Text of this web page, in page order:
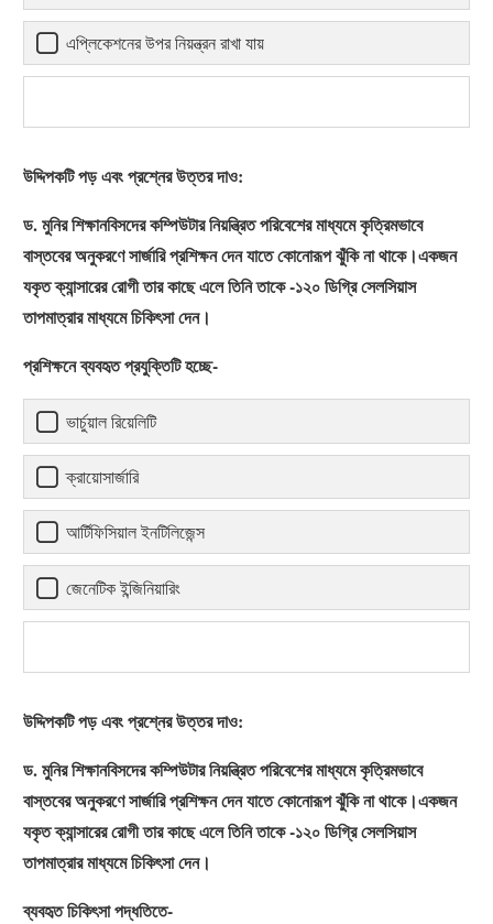
এপ্লিকেশনের উপর নিয়ন্ত্রন রাখা যায়
উদ্দিপকটি পড় এবং প্রশ্নের উত্তর দাও:
ড. মুনির শিক্ষানবিসদের কম্পিউটার নিয়ন্ত্রিত পরিবেশের মাধ্যমে কৃত্রিমভাবে
বাস্তবের অনুকরণে সার্জারি প্রশিক্ষন দেন যাতে কোনোরূপ ঝুঁকি না থাকে।একজন
যকৃত ক্যান্সারের রোগী তার কাছে এলে তিনি তাকে -১২০ ডিগ্রি সেলসিয়াস
তাপমাত্রার মাধ্যমে চিকিৎসা দেন।
প্রশিক্ষনে ব্যবহৃত প্রযুক্তিটি হচ্ছে-
ভার্চুয়াল রিয়েলিটি
ক্রায়োসার্জারি
আর্টিফিসিয়াল ইনটিলিজেন্স
জেনেটিক ইন্জিনিয়ারিং
উদ্দিপকটি পড় এবং প্রশ্নের উত্তর দাও:
ড. মুনির শিক্ষানবিসদের কম্পিউটার নিয়ন্ত্রিত পরিবেশের মাধ্যমে কৃত্রিমভাবে
বাস্তবের অনুকরণে সার্জারি প্রশিক্ষন দেন যাতে কোনোরূপ ঝুঁকি না থাকে।একজন
যকৃত ক্যান্সারের রোগী তার কাছে এলে তিনি তাকে -১২০ ডিগ্রি সেলসিয়াস
তাপমাত্রার মাধ্যমে চিকিৎসা দেন।
ব্যবহৃত চিকিৎসা পদ্ধতিতে-